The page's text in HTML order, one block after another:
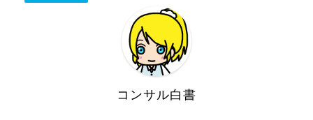
コンサル白書